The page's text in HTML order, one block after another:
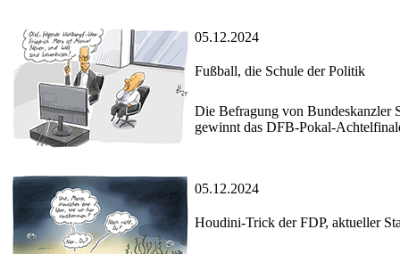
05.12.2024
Fußball, die Schule der Politik
Die Befragung von Bundeskanzler
gewinnt das DFB-Pokal-
05.12.2024
Houdini-Trick der FDP, aktueller